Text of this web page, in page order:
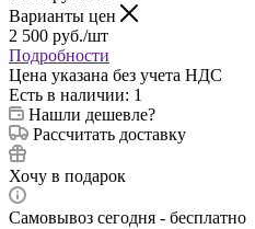
Варианты цен
2 500 руб./шт
Подробности
Цена указана без учета НДС
Есть в наличии: 1
Нашли дешевле?
Рассчитать доставку
Хочу в подарок
Самовывоз сегодня - бесплатно